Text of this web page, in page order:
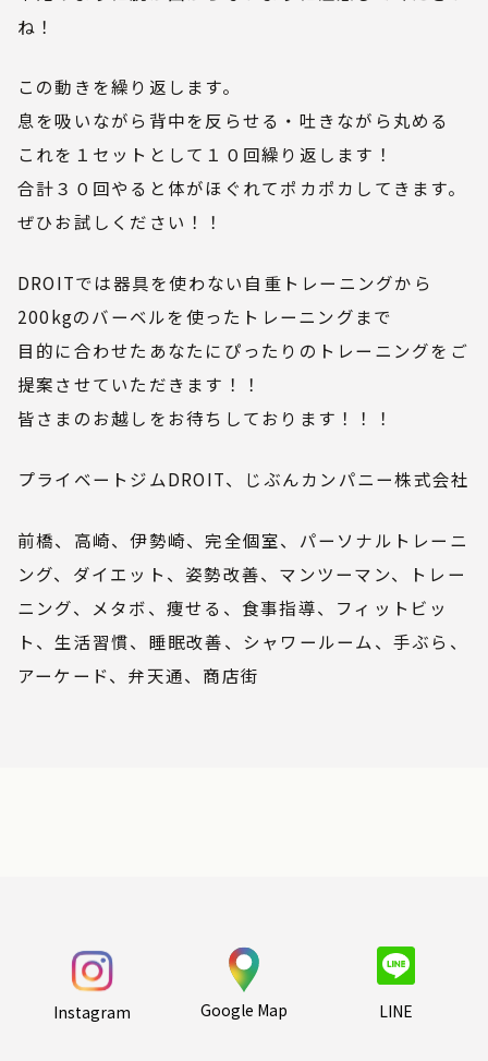
ね！
この動きを繰り返します。
息を吸いながら背中を反らせる・吐きながら丸める
これを１セットとして１０回繰り返します！
合計３０回やると体がほぐれてポカポカしてきます。
ぜひお試しください！！
DROITでは器具を使わない自重トレーニングから
200kgのバーベルを使ったトレーニングまで
目的に合わせたあなたにぴったりのトレーニングをご
提案させていただきます！！
皆さまのお越しをお待ちしております！！！
プライベートジムDROIT、じぶんカンパニー株式会社
前橋、高崎、伊勢崎、完全個室、パーソナルトレーニ
ング、ダイエット、姿勢改善、マンツーマン、トレー
ニング、メタボ、痩せる、食事指導、フィットビッ
ト、生活習慣、睡眠改善、シャワールーム、手ぶら、
アーケード、弁天通、商店街
Instagram Google Map LINE